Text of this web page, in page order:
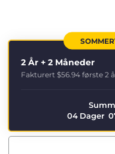
2 År + 2 Måneder
Fakturert $56.94 første 2
04 Dager